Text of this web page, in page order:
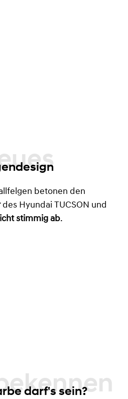
betonen den
des Hyundai TUCSON und
stimmig ab.
darf's sein?